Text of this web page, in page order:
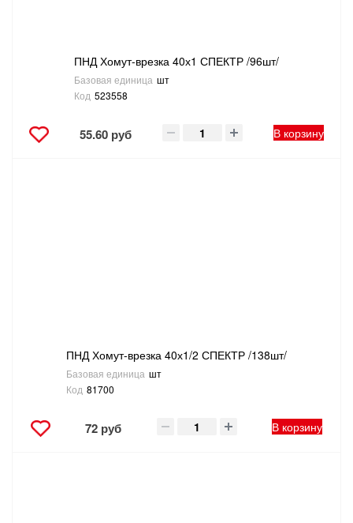
ПНД Хомут-врезка 40х1 СПЕКТР /96шт/
Базовая единица шт
Код 523558
55.60 руб В корзину
ПНД Хомут-врезка 40х1/2 СПЕКТР /138шт/
Базовая единица шт
Код 81700
72 руб В корзину